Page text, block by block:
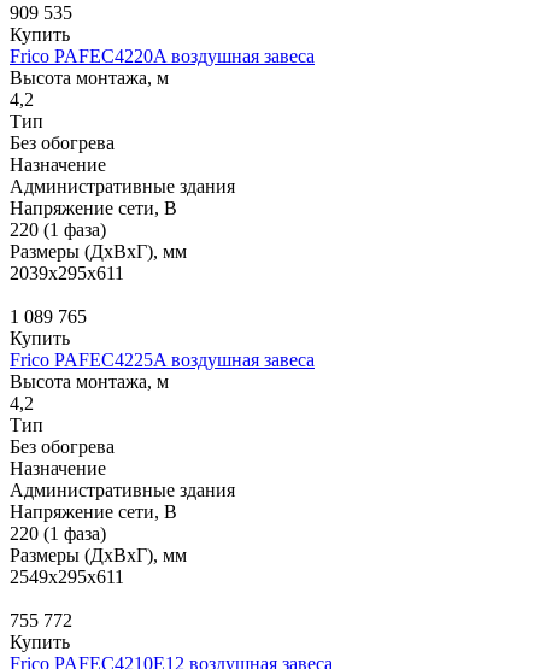
909 535
Купить
Frico PAFEC4220A воздушная завеса
Высота монтажа, м
4,2
Тип
Без обогрева
Назначение
Административные здания
Напряжение сети, В
220 (1 фаза)
Размеры (ДхВхГ), мм
2039x295x611
1 089 765
Купить
Frico PAFEC4225A воздушная завеса
Высота монтажа, м
4,2
Тип
Без обогрева
Назначение
Административные здания
Напряжение сети, В
220 (1 фаза)
Размеры (ДхВхГ), мм
2549x295x611
755 772
Купить
Frico PAFEC4210E12 воздушная завеса